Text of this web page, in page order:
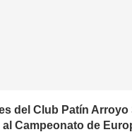
del Club Patín Arroyo
al Campeonato de